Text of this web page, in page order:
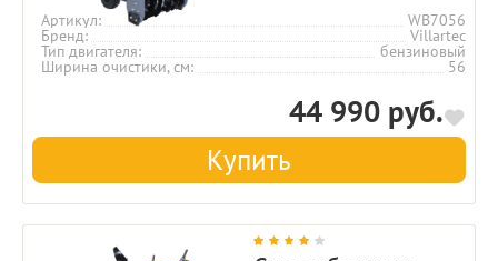
Артикул WB7056
Бренд Villartec
Тип двигателя бензиновый
Ширина очистики, см 56
44 990 руб.
Купить